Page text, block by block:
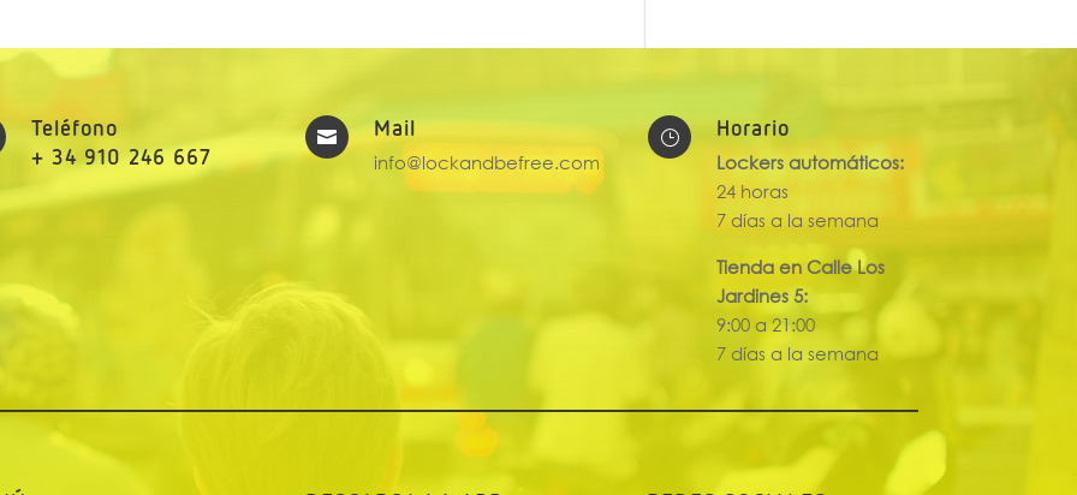
Teléfono
+ 34 910 246 667
 Mail
info@lockandbefree.com
} Horario
Lockers automáticos:
24 horas
7 días a la semana
Tienda en Calle Los
Jardines 5:
9:00 a 21:00
7 días a la semana